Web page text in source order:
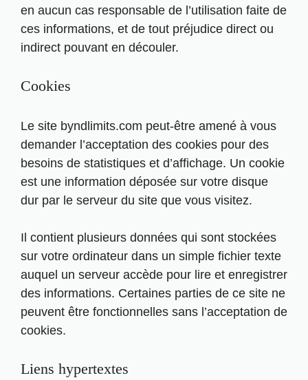
en aucun cas responsable de l’utilisation faite de
ces informations, et de tout préjudice direct ou
indirect pouvant en découler.
Cookies
Le site byndlimits.com peut-être amené à vous
demander l’acceptation des cookies pour des
besoins de statistiques et d’affichage. Un cookie
est une information déposée sur votre disque
dur par le serveur du site que vous visitez.
Il contient plusieurs données qui sont stockées
sur votre ordinateur dans un simple fichier texte
auquel un serveur accède pour lire et enregistrer
des informations. Certaines parties de ce site ne
peuvent être fonctionnelles sans l’acceptation de
cookies.
Liens hypertextes